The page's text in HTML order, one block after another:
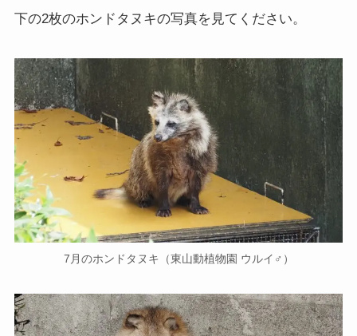
下の2枚のホンドタヌキの写真を見てください。
7月のホンドタヌキ（東山動植物園 ウルイ♂）